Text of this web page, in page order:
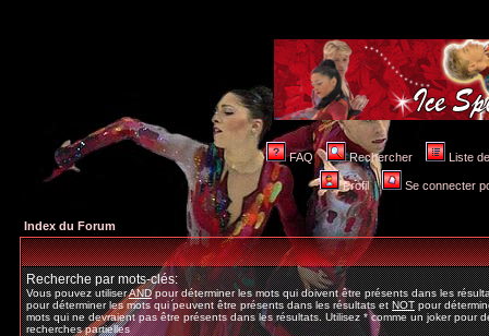
FAQ Rechercher Liste
Profil Se connecter
Index du Forum
Recherche par mots-clés:
Vous pouvez utiliserANDpour déterminer les mots qui doivent être présents dans les
pour déterminer les mots qui peuvent être présents dans les résultats etNOTpour
mots qui ne devraient pas être présents dans les résultats. Utilisez * comme un joker pour
recherches partielles